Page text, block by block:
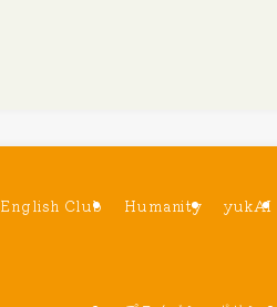
English Club Humanity yukAI